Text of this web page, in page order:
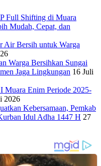
Full Shifting di Muara
Mudah, Cepat, dan
Air Bersih untuk Warga
Warga Bersihkan Sungai
Jaga Lingkungan 16 Juli
Muara Enim Periode 2025-
2026
Kebersamaan, Pemkab
Idul Adha 1447 H 27